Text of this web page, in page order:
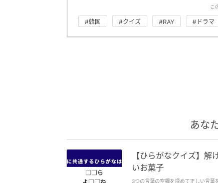
こ
#韓国 #クイズ #RAY #ドラマ
あな
【ひらがなクイズ】
いお菓子
3つの言葉の空欄を埋めて正しい言葉